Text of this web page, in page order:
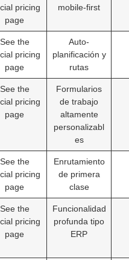
pricing
page
mobile-first
See the
pricing
page
Auto-
planificación y
rutas
See the
pricing
page
Formularios
de trabajo
altamente
personalizabl
es
See the
pricing
page
Enrutamiento
de primera
clase
See the
pricing
page
Funcionalidad
profunda tipo
ERP